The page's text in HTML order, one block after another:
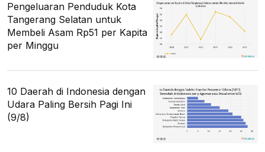
Pengeluaran Penduduk Kota
Tangerang Selatan untuk
Membeli Asam Rp51 per Kapita
per Minggu
10 Daerah di Indonesia dengan
Udara Paling Bersih Pagi Ini
(9/8)